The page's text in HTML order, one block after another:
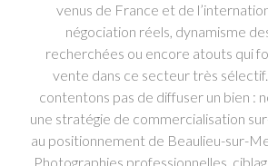
venus de France et de
négociation réels, dynamisme
recherchées ou encore atouts qui
vente dans ce secteur très
contentons pas de diffuser un bien :
une stratégie de commercialisation
au positionnement de Beaulieu-sur-
Photographies professionnelles,